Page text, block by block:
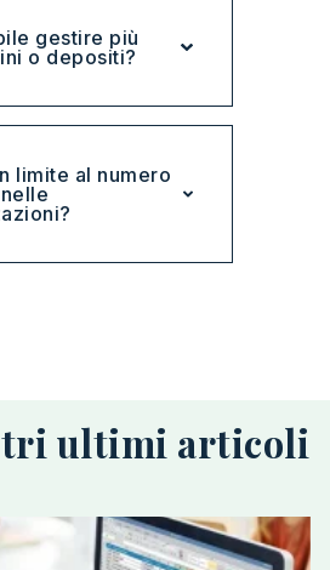
gestire più
o depositi?
limite al numero
ultimi articoli